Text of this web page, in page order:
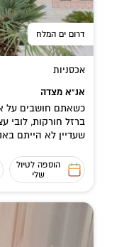
דרום ים המלח
אכסניות
אנ"א מצדה
כשאתם חושבים על
ברזל חורקות, לובי
שעדיין לא הייתם
הוספה לטיול
שלי